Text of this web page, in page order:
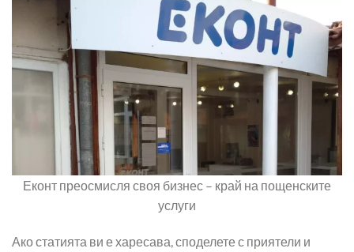
Еконт преосмисля своя бизнес – край на пощенските
услуги
Ако статията ви е харесава, споделете с приятели и